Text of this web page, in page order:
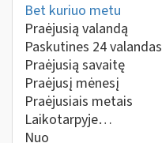
Bet kuriuo metu
Praėjusią valandą
Paskutines 24 valandas
Praėjusią savaitę
Praėjusį mėnesį
Praėjusiais metais
Laikotarpyje…
Nuo